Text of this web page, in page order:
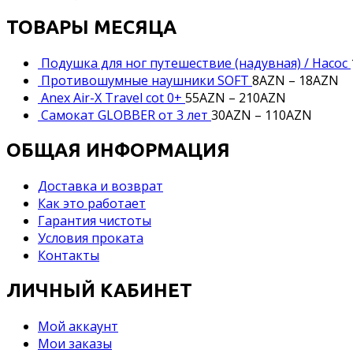
ТОВАРЫ МЕСЯЦА
Подушка для ног путешествие (надувная) / Насос
Противошумные наушники SOFT 8AZN – 18AZN
Anex Air-X Travel cot 0+ 55AZN – 210AZN
Самокат GLOBBER от 3 лет 30AZN – 110AZN
ОБЩАЯ ИНФОРМАЦИЯ
Доставка и возврат
Как это работает
Гарантия чистоты
Условия проката
Контакты
ЛИЧНЫЙ КАБИНЕТ
Мой аккаунт
Мои заказы